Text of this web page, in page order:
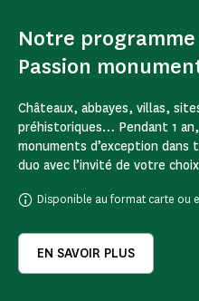
Notre
Passion
Châteaux, abbayes, villas,
préhistoriques… Pendant 1
monuments d’exception
duo avec l’invité de votre
Disponible au format carte ou
EN SAVOIR PLUS